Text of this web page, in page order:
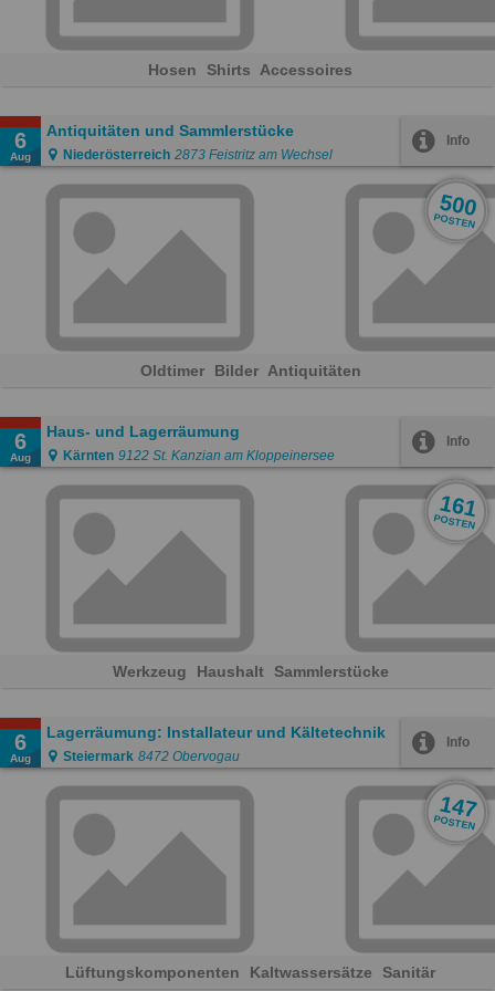
Hosen Shirts Accessoires
6
Aug
Antiquitäten und Sammlerstücke
Niederösterreich 2873 Feistritz am Wechsel
Info
500
POSTEN
Oldtimer Bilder Antiquitäten
6
Aug
Haus- und Lagerräumung
Kärnten 9122 St. Kanzian am Kloppeinersee
Info
161
POSTEN
Werkzeug Haushalt Sammlerstücke
6
Aug
Lagerräumung: Installateur und Kältetechnik
Steiermark 8472 Obervogau
Info
147
POSTEN
Lüftungskomponenten Kaltwassersätze Sanitär